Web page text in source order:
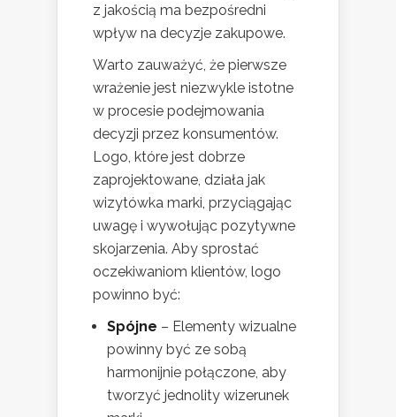
z jakością ma bezpośredni
wpływ na decyzje zakupowe.
Warto zauważyć, że pierwsze
wrażenie jest niezwykle istotne
w procesie podejmowania
decyzji przez konsumentów.
Logo, które jest dobrze
zaprojektowane, działa jak
wizytówka marki, przyciągając
uwagę i wywołując pozytywne
skojarzenia. Aby sprostać
oczekiwaniom klientów, logo
powinno być:
Spójne – Elementy wizualne
powinny być ze sobą
harmonijnie połączone, aby
tworzyć jednolity wizerunek